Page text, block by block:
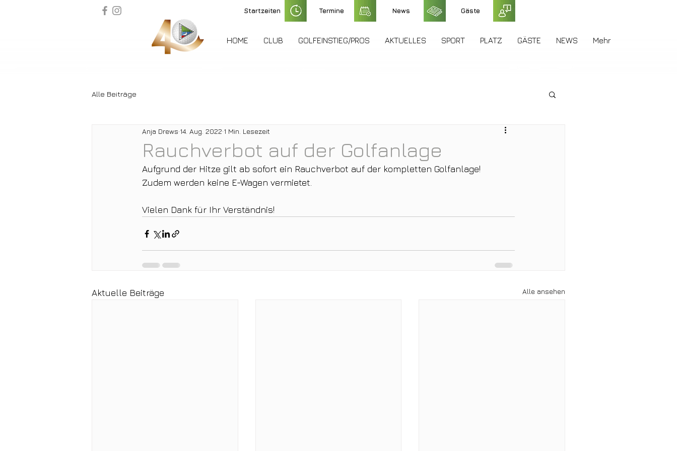
Startzeiten Termine News Gäste
HOME CLUB GOLFEINSTIEG/PROS AKTUELLES SPORT PLATZ GÄSTE NEWS Mehr
Alle Beiträge
Rauchverbot auf der Golfanlage
Anja Drews 14. Aug. 2022 1 Min. Lesezeit
Aufgrund der Hitze gilt ab sofort ein Rauchverbot auf der kompletten Golfanlage!
Zudem werden keine E-Wagen vermietet.
Vielen Dank für Ihr Verständnis!
Aktuelle Beiträge Alle ansehen